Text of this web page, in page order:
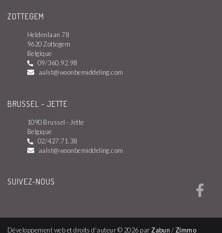
ZOTTEGEM
Heldenlaan 78
9620 Zottegem
Belgique
09/360.92.98
aalst@woonbemiddeling.com
BRUSSEL - JETTE
1090 Brussel - Jette
Belgique
02/427.71.38
aalst@woonbemiddeling.com
SUIVEZ-NOUS
Développement web et droits d'auteur © 2026 parZabun /Zimmo